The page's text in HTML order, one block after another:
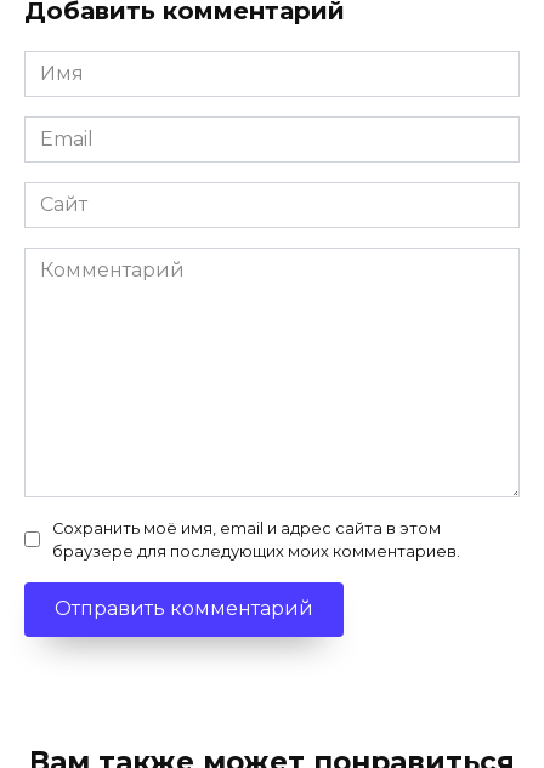
Добавить комментарий
Имя
*
Email
*
Сайт
Комментарий
Сохранить моё имя, email и адрес сайта в этом
браузере для последующих моих комментариев.